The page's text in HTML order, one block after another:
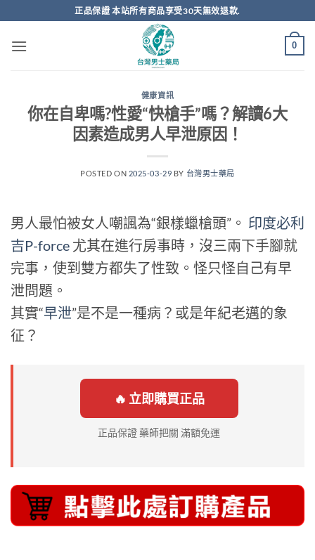
轉
正品保證 本站所有商品享受30天無效退款.
0
健康資訊
你在自卑嗎?性愛“快槍手”嗎？解讀6大
因素造成男人早泄原因！
POSTED ON 2025-03-29 BY 台灣男士藥局
男人最怕被女人嘲諷為“銀樣蠟槍頭”。 印度必利
吉P-force 尤其在進行房事時，沒三兩下手腳就
完事，使到雙方都失了性致。怪只怪自己有早
泄問題。
其實“早泄”是不是一種病？或是年紀老邁的象
征？
🔥 立即購買正品
正品保證 藥師把關 滿額免運